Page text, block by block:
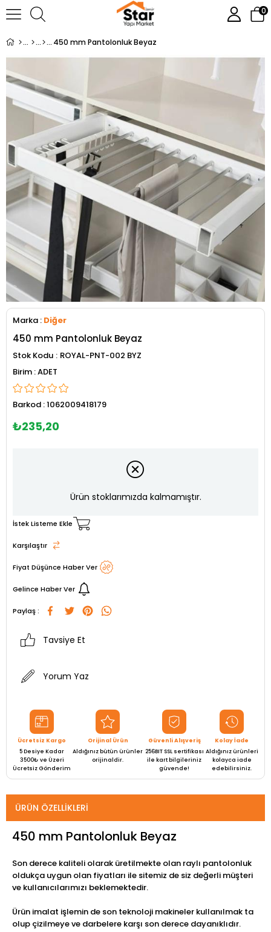
0
450 mm Pantolonluk Beyaz
Marka : Diğer
450 mm Pantolonluk Beyaz
Stok Kodu
ROYAL-PNT-002 BYZ
ADET
Barkod :1062009418179
₺235,20
Ürün stoklarımızda kalmamıştır.
İstek Listeme Ekle
Karşılaştır
Fiyat Düşünce Haber Ver
Gelince Haber Ver
Paylaş :
Tavsiye Et
Yorum Yaz
Ücretsiz Kargo
5 Desiye Kadar
3500₺ ve Üzeri
Ücretsiz Gönderim
Orijinal Ürün
Aldığınız bütün ürünler
orijinaldir.
Güvenli Alışveriş
256BIT SSL sertifikası
ile kart bilgileriniz
güvende!
Kolay İade
Aldığınız ürünleri
kolayca iade
edebilirsiniz.
ÜRÜN ÖZELLIKLERI
450 mm Pantolonluk Beyaz
Son derece kaliteli olarak üretilmekte olan raylı pantolonluk
oldukça uygun olan fiyatları ile sitemiz de siz değerli müşteri
ve kullanıcılarımızı beklemektedir.
Ürün imalat işlemin de son teknoloji makineler kullanılmak ta
olup çizilmeye ve darbelere karşı son derece dayanıklıdır.